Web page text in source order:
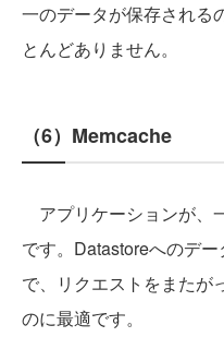
一のデータが保存される
とんどありません。
（6）Memcache
アプリケーションが、
です。Datastoreへのデ
で、リクエストをまたが
のに最適です。